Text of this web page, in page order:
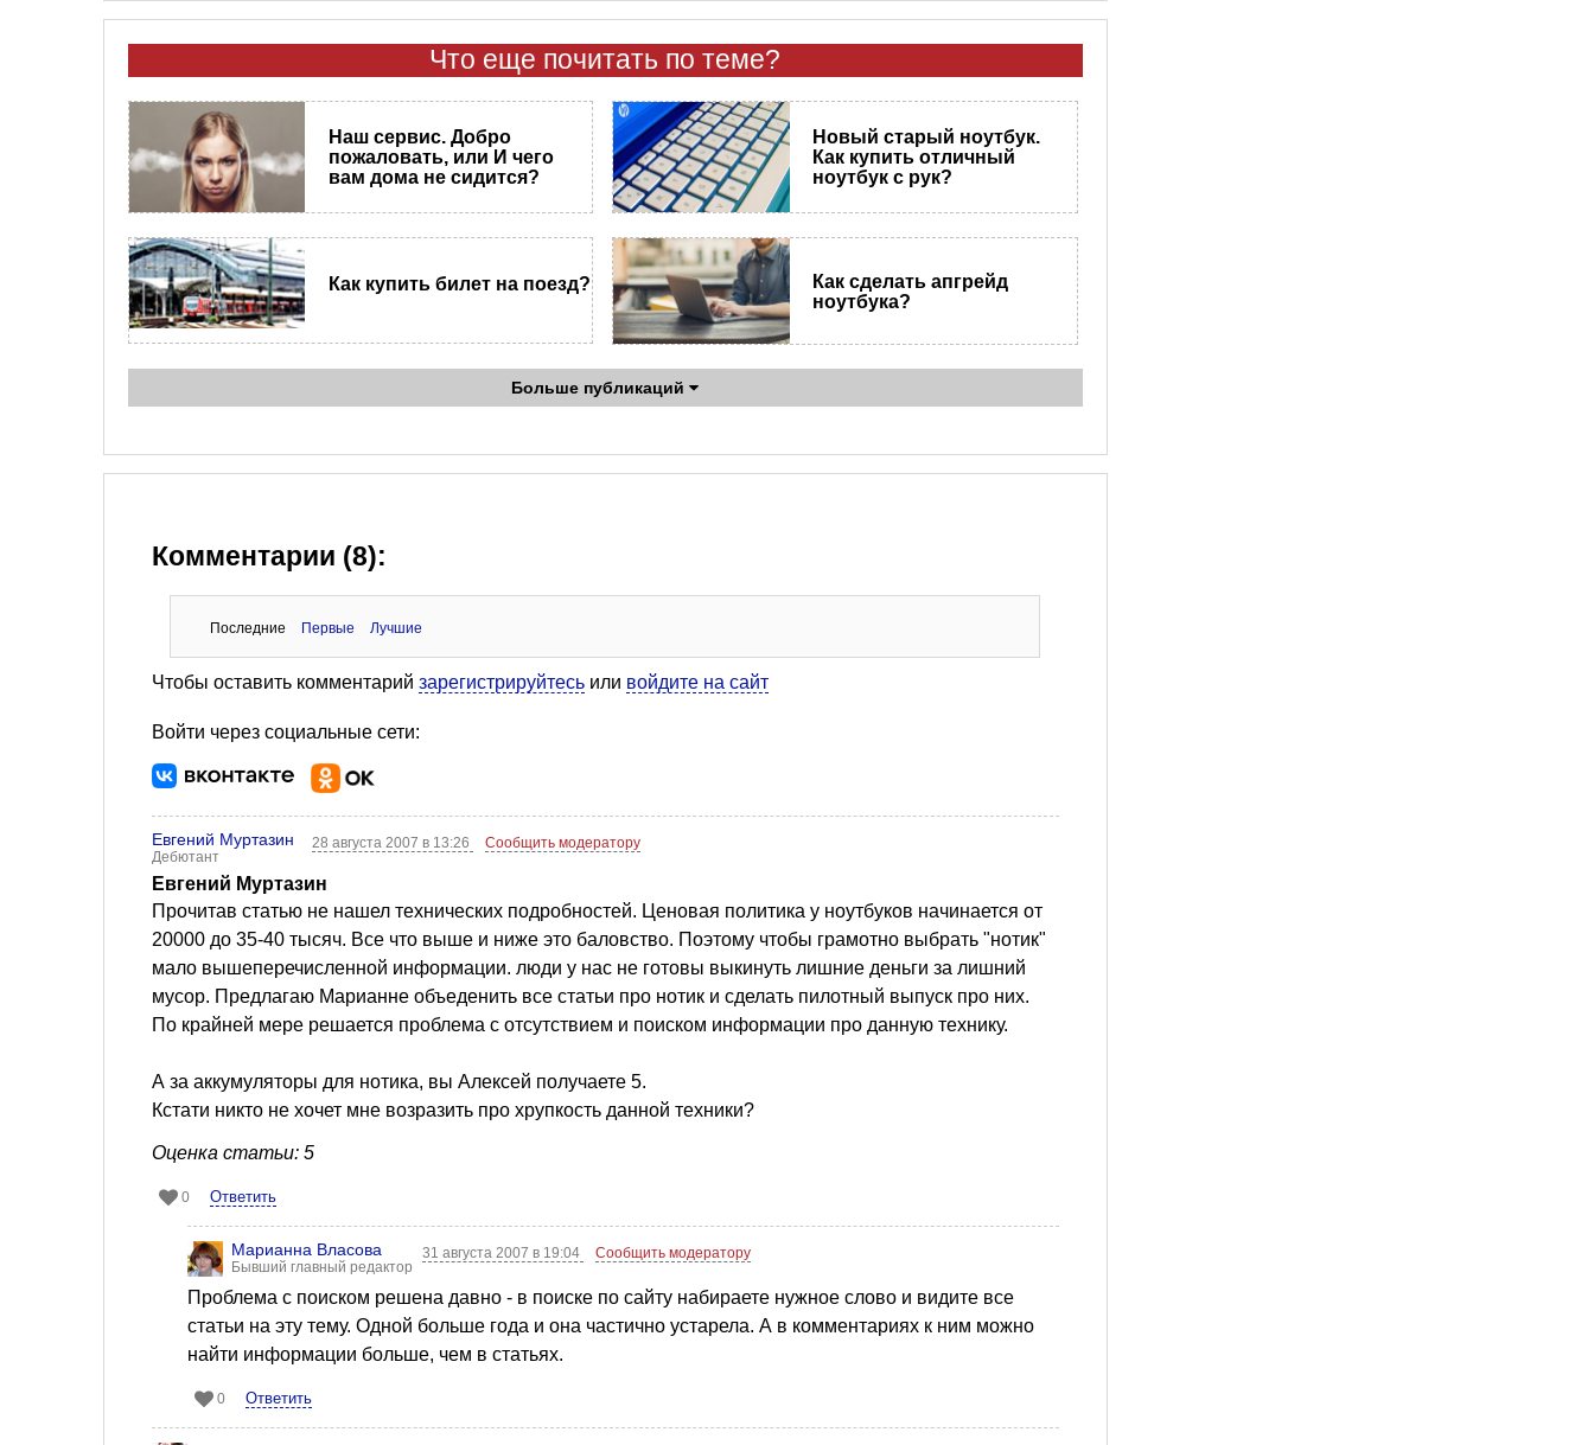
Что еще почитать по теме?
​Наш сервис. Добро
пожаловать, или И чего
вам дома не сидится?
Новый старый ноутбук.
Как купить отличный
ноутбук с рук?
Как купить билет на поезд?
Как сделать апгрейд
ноутбука?
Больше публикаций
Комментарии (8):
Последние Первые Лучшие
Чтобы оставить комментарий зарегистрируйтесь или войдите на сайт
Войти через социальные сети:
Евгений Муртазин
Дебютант
28 августа 2007 в 13:26 Сообщить модератору
Евгений Муртазин
Прочитав статью не нашел технических подробностей. Ценовая политика у ноутбуков начинается от
20000 до 35-40 тысяч. Все что выше и ниже это баловство. Поэтому чтобы грамотно выбрать "нотик"
мало вышеперечисленной информации. люди у нас не готовы выкинуть лишние деньги за лишний
мусор. Предлагаю Марианне объеденить все статьи про нотик и сделать пилотный выпуск про них.
По крайней мере решается проблема с отсутствием и поиском информации про данную технику.
А за аккумуляторы для нотика, вы Алексей получаете 5.
Кстати никто не хочет мне возразить про хрупкость данной техники?
Оценка статьи: 5
0 Ответить
Марианна Власова
Бывший главный редактор
31 августа 2007 в 19:04 Сообщить модератору
Проблема с поиском решена давно - в поиске по сайту набираете нужное слово и видите все
статьи на эту тему. Одной больше года и она частично устарела. А в комментариях к ним можно
найти информации больше, чем в статьях.
0 Ответить